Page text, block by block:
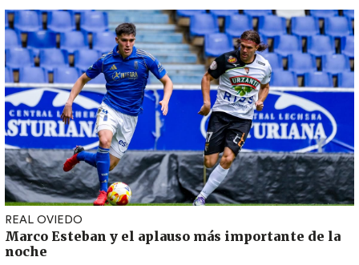
REAL OVIEDO
Marco Esteban y el aplauso más importante de la
noche